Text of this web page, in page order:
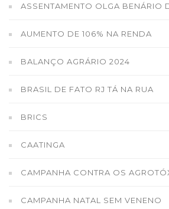
ASSENTAMENTO OLGA BENÁRIO
AUMENTO DE 106% NA RENDA
BALANÇO AGRÁRIO 2024
BRASIL DE FATO RJ TÁ NA RUA
BRICS
CAATINGA
CAMPANHA CONTRA OS
CAMPANHA NATAL SEM VENENO